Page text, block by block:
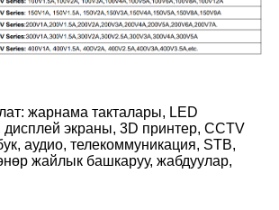
жарнама такталары, LED
экраны, 3D принтер, CCTV
аудио, телекоммуникация, STB,
жайлык башкаруу, жабдуулар,